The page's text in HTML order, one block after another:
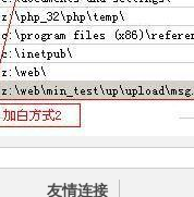
友情连接